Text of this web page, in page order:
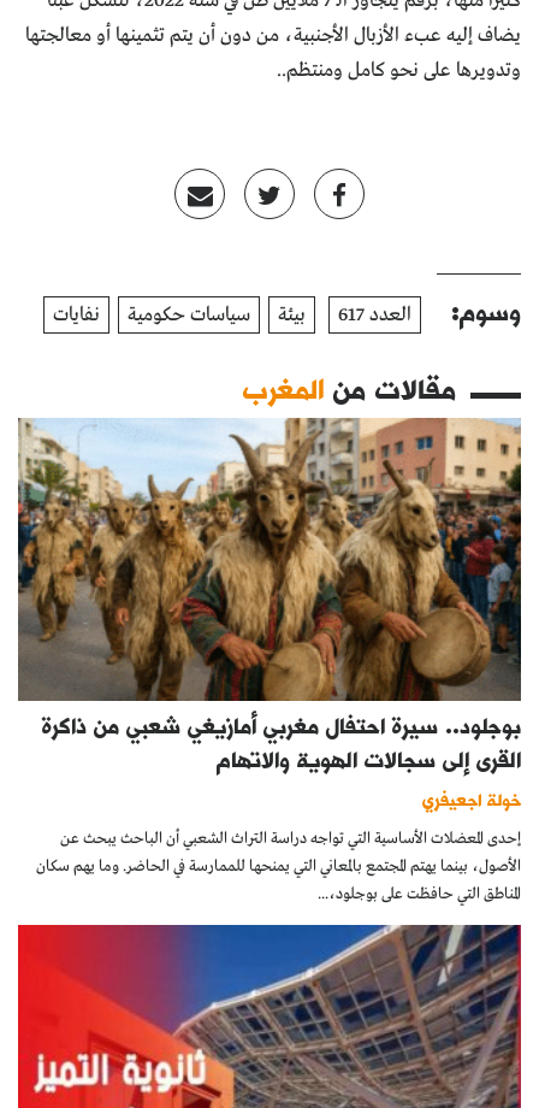
يضاف إليه عبء الأزبال الأجنبية، من دون أن يتم تثمينها أو معالجتها
وتدويرها على نحو كامل ومنتظم..
وسوم: العدد 617 بيئة سياسات حكومية نفايات
مقالات منالمغرب
بوجلود.. سيرة احتفال مغربي أمازيغي شعبي من ذاكرة
القرى إلى سجالات الهوية والاتهام
خولة اجعيفري
إحدى المعضلات الأساسية التي تواجه دراسة التراث الشعبي أن الباحث يبحث عن
الأصول، بينما يهتم المجتمع بالمعاني التي يمنحها للممارسة في الحاضر. وما يهم سكان
المناطق التي حافظت على بوجلود،...